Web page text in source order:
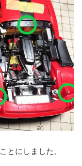
ことにしました。